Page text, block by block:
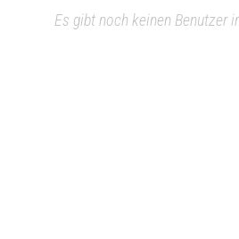
Es gibt noch keinen Benutzer